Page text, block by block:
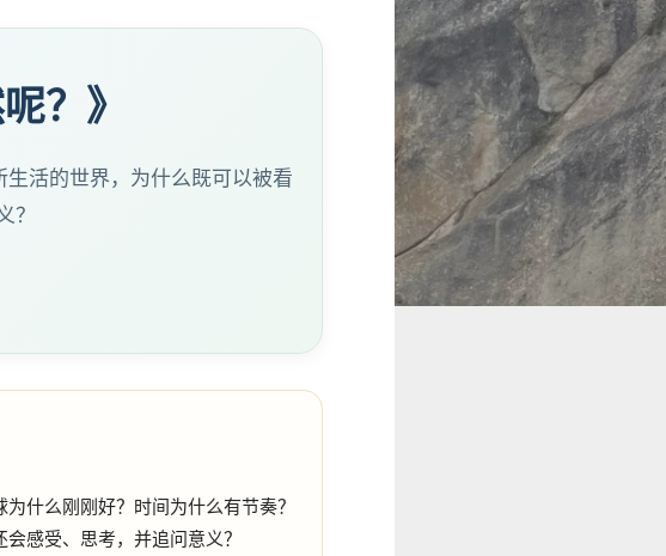
？》
活的世界，为什么既可以被看
？
什么刚刚好？时间为什么有节奏？
感受、思考，并追问意义？